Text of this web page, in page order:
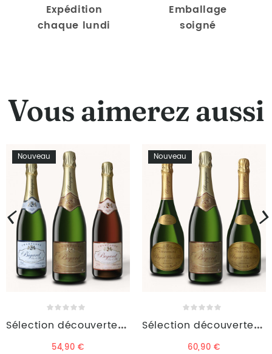
Expédition
chaque lundi
Emballage
soigné
Vous aimerez aussi
Nouveau
Sélection découverte Tradition
Prix
54,90 €
Nouveau
Sélection découverte Prestige
Prix
60,90 €